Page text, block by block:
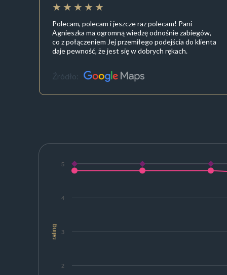
Polecam, polecam i jeszcze raz polecam! Pani
Agnieszka ma ogromną wiedzę odnośnie zabiegów,
co z połączeniem Jej przemiłego podejścia do klienta
daje pewność, że jest się w dobrych rękach.
Źródło:
rating
2
3
4
5